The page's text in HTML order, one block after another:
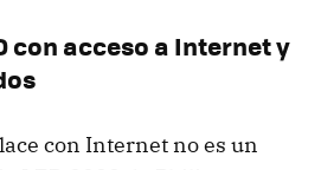
con acceso a Internet y
con Internet no es un